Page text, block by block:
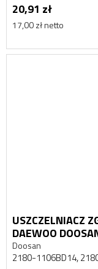
20,91 zł
17,00 zł netto
USZCZELNIACZ
DAEWOO
Doosan
2180-1106BD14,